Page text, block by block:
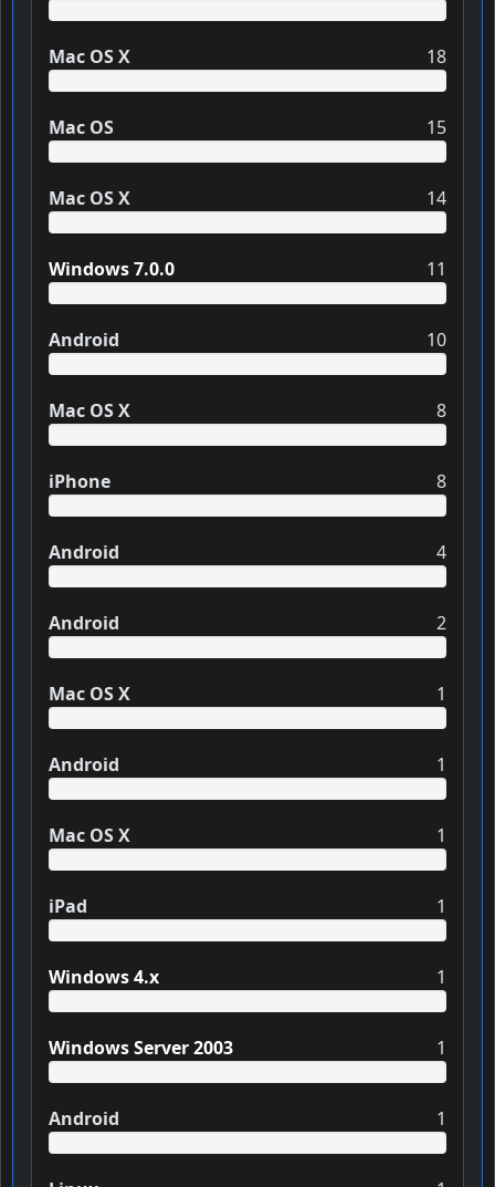
Mac OS X 18
Mac OS 15
Mac OS X 14
Windows 7.0.0 11
Android 10
Mac OS X 8
iPhone 8
Android 4
Android 2
Mac OS X 1
Android 1
Mac OS X 1
iPad 1
Windows 4.x 1
Windows Server 2003 1
Android 1